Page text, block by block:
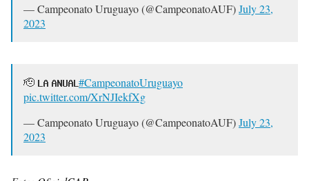
— Campeonato Uruguayo (@CampeonatoAUF)July 23,
2023
🫡 𝐋𝐀 𝐀𝐍𝐔𝐀𝐋 #CampeonatoUruguayo
pic.twitter.com/XrNJIekfXg
— Campeonato Uruguayo (@CampeonatoAUF)July 23,
2023